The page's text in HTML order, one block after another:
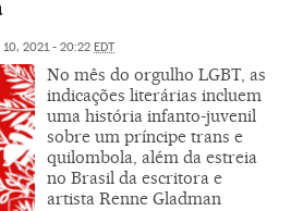
10, 2021 - 20:22 EDT
No mês do orgulho LGBT, as
indicações literárias incluem
uma história infanto-juvenil
sobre um príncipe trans e
quilombola, além da estreia
no Brasil da escritora e
artista Renne Gladman